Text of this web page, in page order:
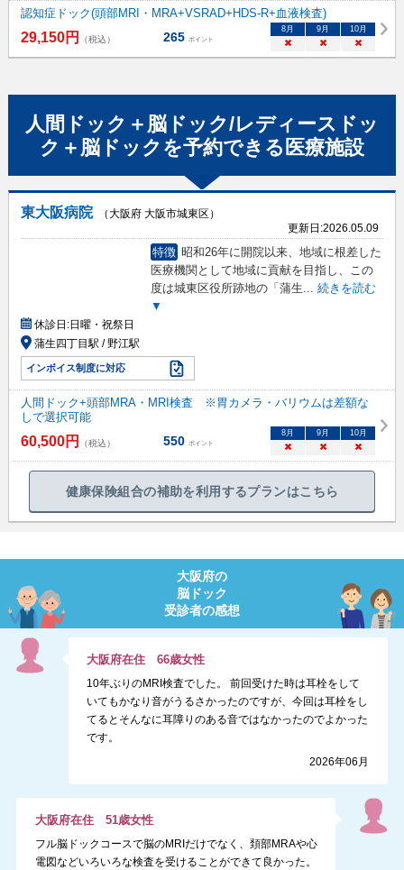
認知症ドック(頭部MRI・MRA+VSRAD+HDS-R+血液検査)
29,150円 （税込） 265 ポイント
8月 9月 10月
× × ×
人間ドック＋脳ドック/レディースドッ
ク＋脳ドック を予約できる 医療施設
東大阪病院
（大阪府 大阪市城東区）
更新日:2026.05.09
特徴 昭和26年に開院以来、地域に根差した
医療機関として地域に貢献を目指し、この
度は城東区役所跡地の「蒲生... 続きを読む
▼
休診日:日曜・祝祭日
蒲生四丁目駅 / 野江駅
インボイス制度に対応
人間ドック+頭部MRA・MRI検査 ※胃カメラ・バリウムは差額な
しで選択可能
60,500円 （税込） 550 ポイント
8月 9月 10月
× × ×
健康保険組合の補助を利用するプランはこちら
大阪府の
脳ドック
受診者の感想
大阪府在住66歳女性
10年ぶりのMRI検査でした。 前回受けた時は耳栓をして
いてもかなり音がうるさかったのですが、今回は耳栓をし
てるとそんなに耳障りのある音ではなかったのでよかった
です。
2026年06月
大阪府在住 51歳女性
フル脳ドックコースで脳のMRIだけでなく、頚部MRAや心
電図などいろいろな検査を受けることができて良かった。